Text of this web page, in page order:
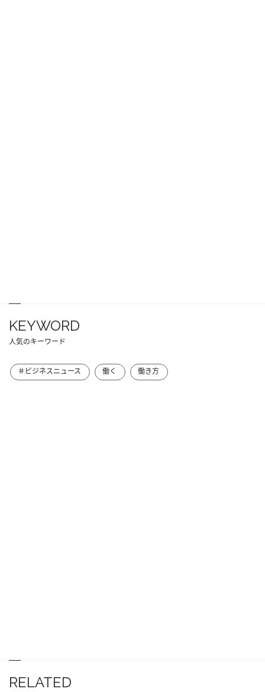
KEYWORD
人気のキーワード
＃ビジネスニュース 働く 働き方
RELATED